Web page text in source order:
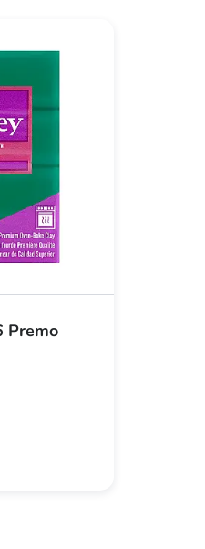
Premo